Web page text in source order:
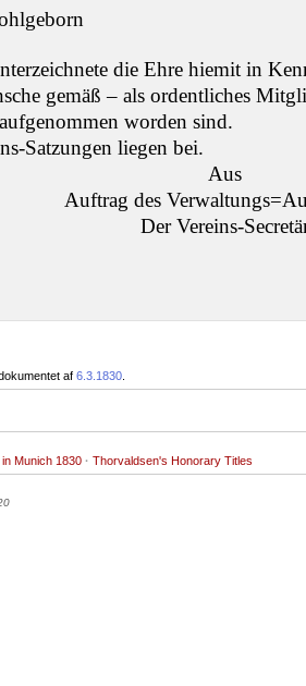
die Ehre hiemit in
gemäß – als ordentliches
worden sind.
Satzungen liegen bei.
Aus
Auftrag des
Der Vereins-
af 6.3.1830
Munich 1830 · Thorvaldsen's Honorary Titles